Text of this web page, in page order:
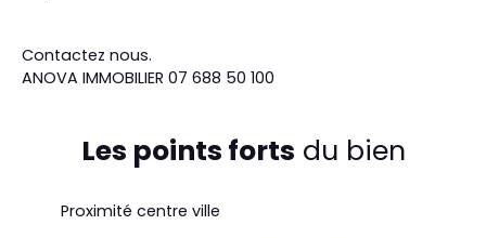
Contactez nous.
ANOVA IMMOBILIER 07 688 50 100
Les points forts du bien
Proximité centre ville